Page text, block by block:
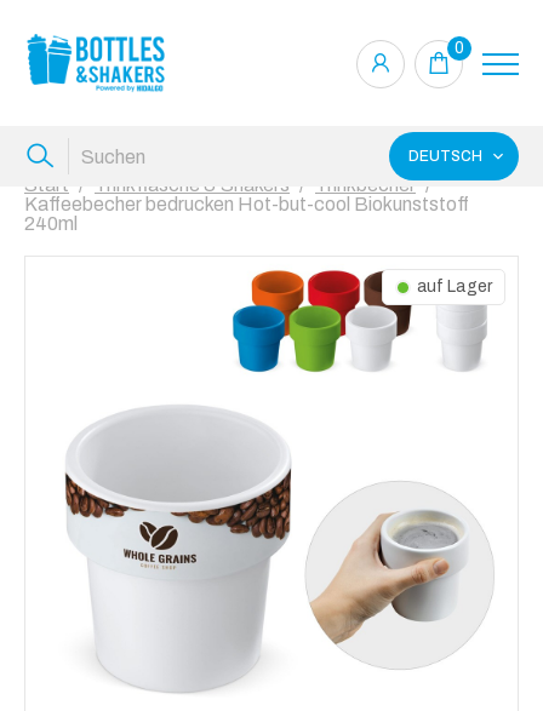
0
DEUTSCH
Start Trinkflasche & Shakers
Trinkbecher
Kaffeebecher bedrucken Hot-but-cool Biokunststoff
240ml
auf Lager